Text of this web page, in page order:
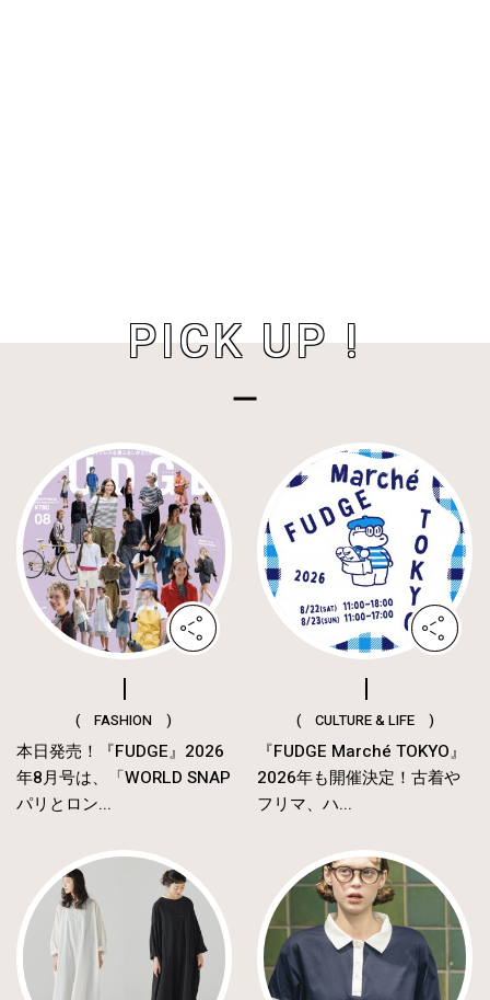
PICK UP !
( FASHION )
本日発売！『FUDGE』2026
年8月号は、「WORLD SNAP
パリとロン...
( CULTURE & LIFE )
『FUDGE Marché TOKYO』
2026年も開催決定！古着や
フリマ、ハ...